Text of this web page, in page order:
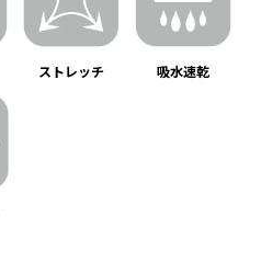
ストレッチ 吸水速乾